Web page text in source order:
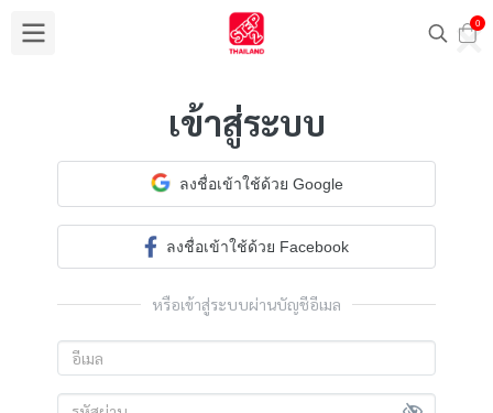
0
เข้าสู่ระบบ
ลงชื่อเข้าใช้ด้วย Google
ลงชื่อเข้าใช้ด้วย Facebook
หรือเข้าสู่ระบบผ่านบัญชีอีเมล